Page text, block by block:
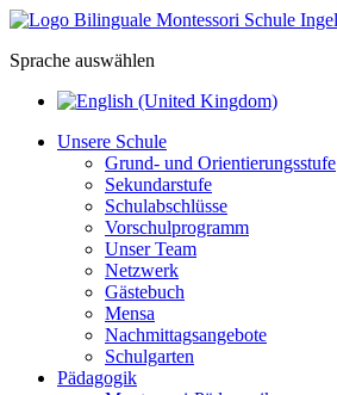
Sprache auswählen
Unsere Schule
Grund- und Orientierungsstufe
Sekundarstufe
Schulabschlüsse
Vorschulprogramm
Unser Team
Netzwerk
Gästebuch
Mensa
Nachmittagsangebote
Schulgarten
Pädagogik